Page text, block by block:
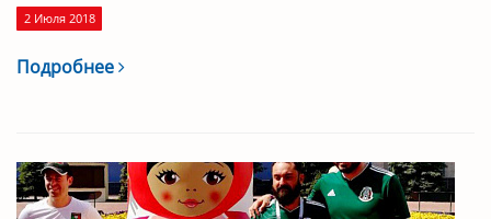
2 Июля 2018
Подробнее